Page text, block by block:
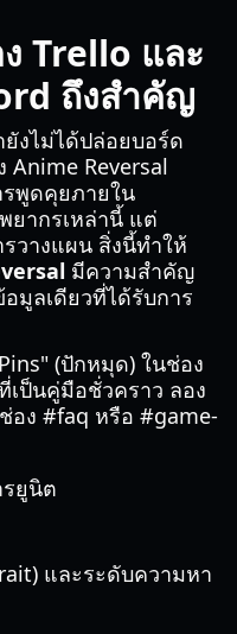
Trello และ
ถึงสำคัญ
งไม่ได้ปล่อยบอร์ด
Anime Reversal
รพูดคุยภายใน
ยากรเหล่านี้ แต่
วางแผน สิ่งนี้ทำให้
มีความสำคัญ
มูลเดียวที่ได้รับการ
(ปักหมุด) ในช่อง
เป็นคู่มือชั่วคราว ลอง
ง #faq หรือ #game-
ยูนิต
และระดับความหา